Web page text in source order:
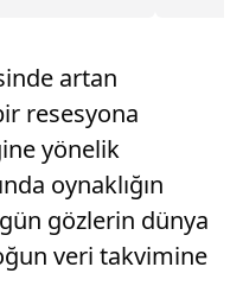
artan
resesyona
yönelik
oynaklığın
gözlerin dünya
veri takvimine